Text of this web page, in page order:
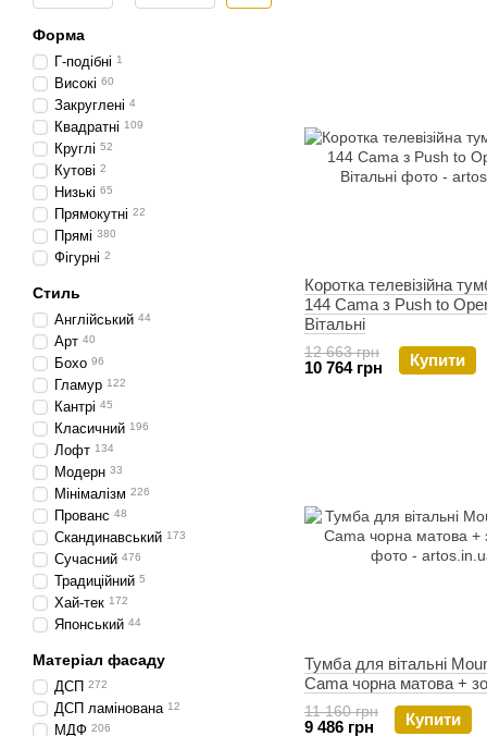
Коротка телевізійна
144 Cama з Push to
Вітальні
12 663 грн
10 764 грн Купити
Тумба для вітальні
Cama чорна матова +
11 160 грн
9 486 грн Купити
Форма
Г-подібні 1
Високі 60
Закруглені 4
Квадратні 109
Круглі 52
Кутові 2
Низькі 65
Прямокутні 22
Прямі 380
Фігурні 2
Стиль
Англійський 44
Арт 40
Бохо 96
Гламур 122
Кантрі 45
Класичний 196
Лофт 134
Модерн 33
Мінімалізм 226
Прованс 48
Скандинавський 173
Сучасний 476
Традиційний 5
Хай-тек 172
Японський 44
Матеріал фасаду
ДСП 272
ДСП ламінована 12
МДФ 206